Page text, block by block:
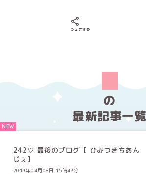
シェアする
の
最新記事一覧
242♡ 最後のブログ【 ひみつきちあん
じぇ】
2019年04月08日 15時43分